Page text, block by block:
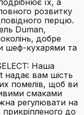
їх, а
розвитку
перцю.
Duman,
добре
шеф-кухарями та
Наша
надає вам шість
помелів, щоб ви
смаками
регулювати на
до